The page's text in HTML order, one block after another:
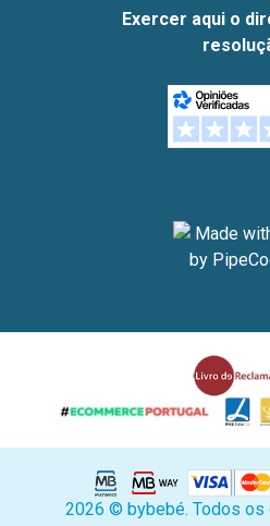
Exercer aqui o
2026 © bybebé. Todos